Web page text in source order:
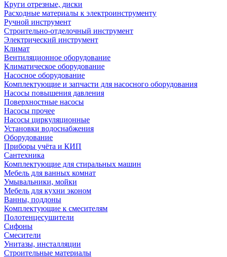
Круги отрезные, диски
Расходные материалы к электроинструменту
Ручной инструмент
Строительно-отделочный инструмент
Электрический инструмент
Климат
Вентиляционное оборудование
Климатическое оборудование
Насосное оборудование
Комплектующие и запчасти для насосного оборудования
Насосы повышения давления
Поверхностные насосы
Насосы прочее
Насосы циркуляционные
Установки водоснабжения
Оборудование
Приборы учёта и КИП
Сантехника
Комплектующие для стиральных машин
Мебель для ванных комнат
Умывальники, мойки
Мебель для кухни эконом
Ванны, поддоны
Комплектующие к смесителям
Полотенцесушители
Сифоны
Смесители
Унитазы, инсталляции
Строительные материалы